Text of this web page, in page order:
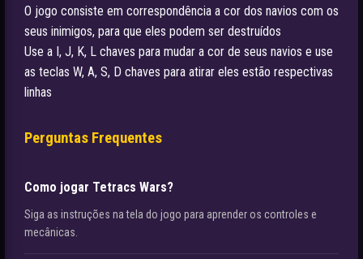
O jogo consiste em correspondência a cor dos navios com os
seus inimigos, para que eles podem ser destruídos
Use a I, J, K, L chaves para mudar a cor de seus navios e use
as teclas W, A, S, D chaves para atirar eles estão respectivas
linhas
Perguntas Frequentes
Como jogar Tetracs Wars?
Siga as instruções na tela do jogo para aprender os controles e
mecânicas.